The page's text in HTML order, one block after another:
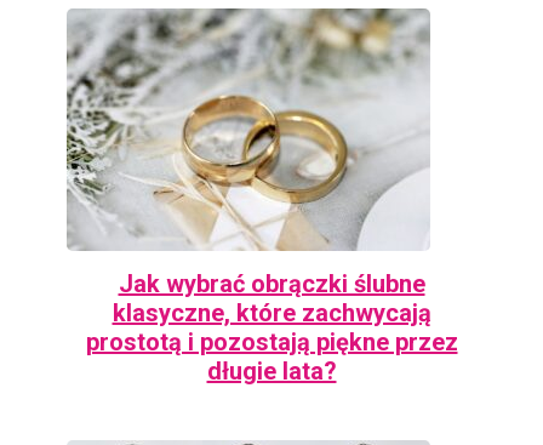
Jak wybrać obrączki ślubne
klasyczne, które zachwycają
prostotą i pozostają piękne przez
długie lata?